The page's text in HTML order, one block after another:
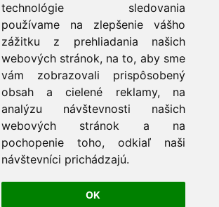
technológie sledovania
používame na zlepšenie vášho
zážitku z prehliadania našich
webových stránok, na to, aby sme
vám zobrazovali prispôsobený
obsah a cielené reklamy, na
analýzu návštevnosti našich
webových stránok a na
pochopenie toho, odkiaľ naši
návštevníci prichádzajú.
OK
články:
Kľúčové rozdiely a použitie v praxi
TCP/IP sietí – nauč sa riešiť chyby
krok za krokom – rozumej
IPv4 adries – čo, kde a za
RIP, OSPF i EIGRP v akcii
IP nástroje pre sieťovú diagnostiku
pathping